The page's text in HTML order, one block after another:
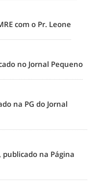
com o Pr. Leone
no Jornal Pequeno
na PG do Jornal
publicado na Página